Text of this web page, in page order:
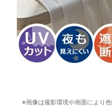
※画像は撮影環境や画面により